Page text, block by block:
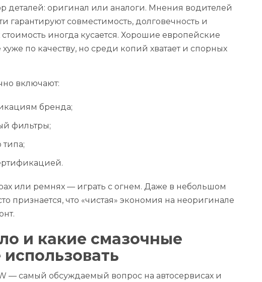
деталей: оригинал или аналоги. Мнения водителей
гарантируют совместимость, долговечность и
иногда кусается. Хорошие европейские
по качеству, но среди копий хватает и спорных
включают:
бренда;
фильтры;
или ремнях — играть с огнем. Даже в небольшом
признается, что «чистая» экономия на неоригинале
и какие смазочные
— самый обсуждаемый вопрос на автосервисах и